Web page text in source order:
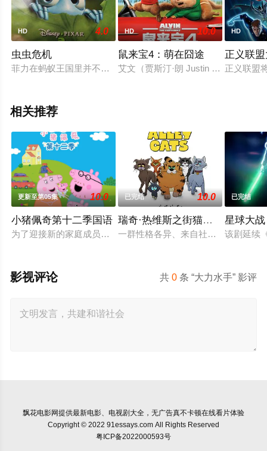
HD 4.0
虫虫危机
菲力在蚂蚁王国里并不怎么受欢迎，尽管他发明了先进的收割
HD 10.0
鼠来宝4：萌在囧途
艾文（贾斯汀·朗 Justin Long 配音）
HD
正义联
正义联盟
相关推荐
更新至第05集 10.0
小猪佩奇第十二季国语
为了迎接新的家庭成员，猪爸爸和猪妈妈不得不准备搬家。在
已完结 10.0
瑞奇·热维斯之街猫一族
一群性格各异、来自社会底层的英国
已完结
星球大
该剧延续
共0 条 “大力水手” 影评
影视评论
飘花电影网提供最新电影、电视剧大全，无广告真不卡顿在线看片体验
Copyright © 2022 91essays.com All Rights Reserved
粤ICP备2022000593号